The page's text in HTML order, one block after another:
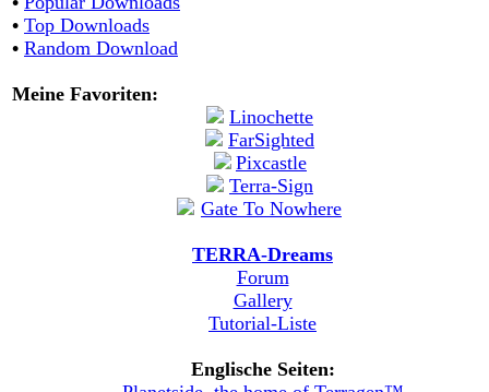
• Top Downloads
• Random Download
Meine Favoriten:
TERRA-Dreams
Forum
Gallery
Tutorial-Liste
Englische Seiten: